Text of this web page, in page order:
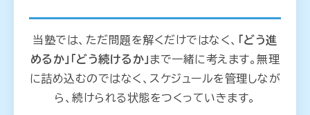
当塾では、ただ問題を解くだけではなく、
「どう進
めるか」「どう続けるか」まで一緒に考えます。無理
に詰め込むのではなく、スケジュールを管理しなが
ら、続けられる状態をつくっていきます。